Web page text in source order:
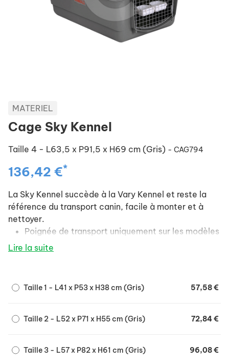
MATERIEL
Cage Sky Kennel
Taille 4 - L63,5 x P91,5 x H69 cm (Gris) - CAG794
136,42 €*
La Sky Kennel succède à la Vary Kennel et reste la
référence du transport canin, facile à monter et à
nettoyer.
Poignée de transport uniquement sur les modèles
tailles 1 et 2.
Fermeture 2 points sur les tailles 1, 2 et 3.
Aérations sur les côtés.
(IATA).
Lire la suite
Taille 1 - L41 x P53 x H38 cm (Gris) 57,58 €
Taille 2 - L52 x P71 x H55 cm (Gris) 72,84 €
Taille 3 - L57 x P82 x H61 cm (Gris) 96,08 €